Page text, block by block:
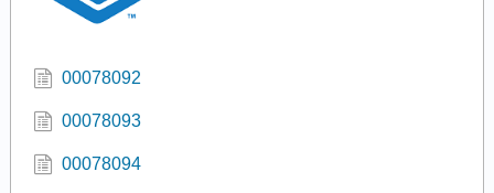
00078092
00078093
00078094